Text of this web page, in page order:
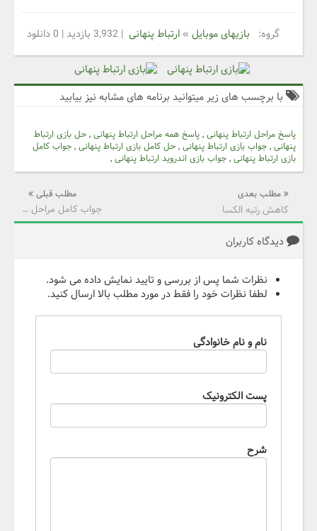
گروه: بازیهای موبایل » ارتباط پنهانی | 3,932 بازدید | 0 دانلود
با برچسب های زیر میتوانید برنامه های مشابه نیز بیابید
پاسخ مراحل ارتباط پنهانی , پاسخ همه مراحل ارتباط پنهانی , حل بازی ارتباط
پنهانی , جواب بازی ارتباط پنهانی , حل کامل بازی ارتباط پنهانی , جواب کامل
بازی ارتباط پنهانی , جواب بازی اندروید ارتباط پنهانی ,
مطلب قبلی
جواب کامل مراحل 811 تا 825 بازی جدولانه کلاسیک
مطلب بعدی
کاهش رتبه الکسا
دیدگاه کاربران
نظرات شما پس از بررسی و تایید نمایش داده می شود.
لطفا نظرات خود را فقط در مورد مطلب بالا ارسال کنید.
نام و نام خانوادگی
پست الکترونیک
شرح